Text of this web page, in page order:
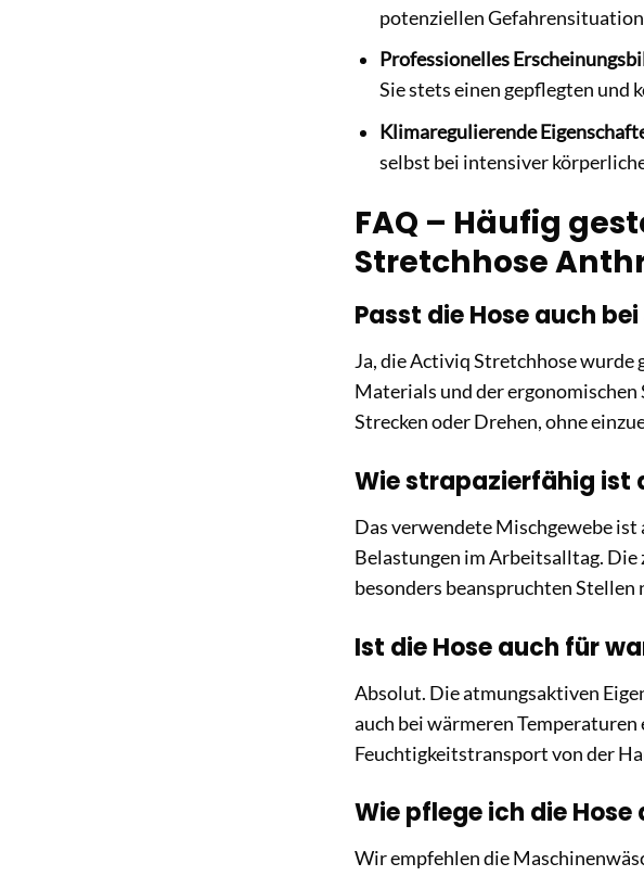
potenziellen
Professionelles
Sie stets einen gepflegten und
Klimaregulierende
selbst bei intensiver
FAQ – Häufig
Stretchhose
Passt die Hose auch
Ja, die Activiq Stretchhose
Materials und der ergonomischen
Strecken oder Drehen, ohne
Wie strapazierfähig ist
Das verwendete Mischgewebe
Belastungen im Arbeitsalltag. Die
besonders beanspruchten Stellen
Ist die Hose auch für
Absolut. Die atmungsaktiven
auch bei wärmeren
Feuchtigkeitstransport von der
Wie pflege ich die
Wir empfehlen die